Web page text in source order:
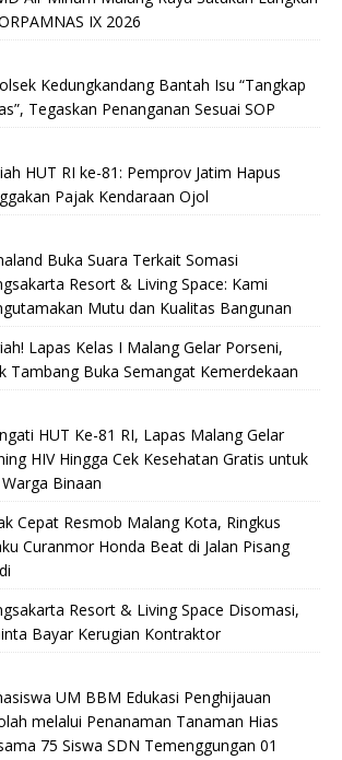
IX 2026
Kedungkandang Bantah Isu “Tangkap
Tegaskan Penanganan Sesuai SOP
HUT RI ke-81: Pemprov Jatim Hapus
Pajak Kendaraan Ojol
Buka Suara Terkait Somasi
Resort & Living Space: Kami
Mutu dan Kualitas Bangunan
Lapas Kelas I Malang Gelar Porseni,
Tambang Buka Semangat Kemerdekaan
HUT Ke-81 RI, Lapas Malang Gelar
HIV Hingga Cek Kesehatan Gratis untuk
Binaan
Cepat Resmob Malang Kota, Ringkus
Curanmor Honda Beat di Jalan Pisang
Resort & Living Space Disomasi,
Bayar Kerugian Kontraktor
UM BBM Edukasi Penghijauan
melalui Penanaman Tanaman Hias
75 Siswa SDN Temenggungan 01